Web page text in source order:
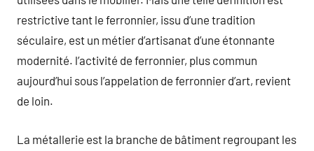
restrictive tant le ferronnier, issu d’une tradition
séculaire, est un métier d’artisanat d’une étonnante
modernité. l’activité de ferronnier, plus commun
aujourd’hui sous l’appelation de ferronnier d’art, revient
de loin.
La métallerie est la branche de bâtiment regroupant les